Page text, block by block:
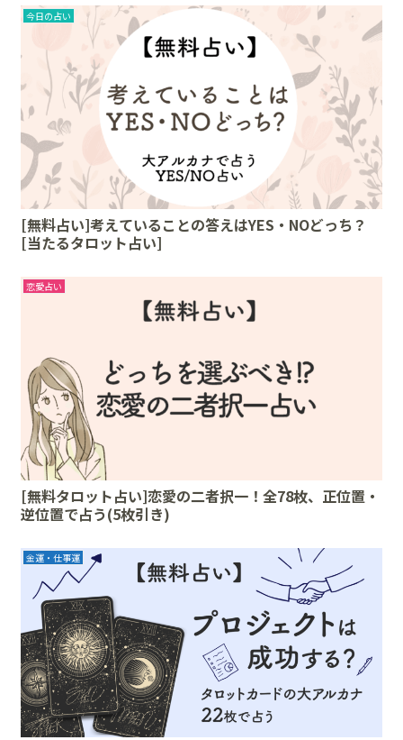
今日の占い
[無料占い]考えていることの答えはYES・NOどっち？
[当たるタロット占い]
恋愛占い
[無料タロット占い]恋愛の二者択一！全78枚、正位置・
逆位置で占う(5枚引き)
金運・仕事運